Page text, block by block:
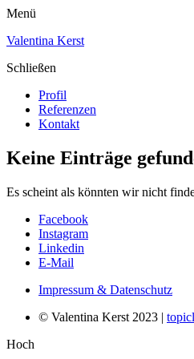
Menü
Valentina Kerst
Schließen
Profil
Referenzen
Kontakt
Keine Einträge
Es scheint als könnten wir nicht
Facebook
Instagram
Linkedin
E-Mail
Impressum & Datenschutz
© Valentina Kerst 2023 |
Hoch